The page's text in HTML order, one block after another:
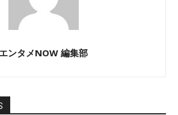
エンタメNOW 編集部